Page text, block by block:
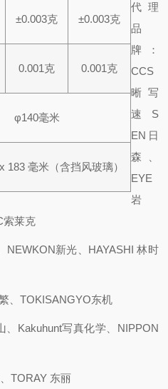
±0.003克 ±0.003克
0.001克 0.001克
φ140毫米
183 毫米（含挡风玻璃）
代理
品
牌：
CCS
晰写
速S
EN日
森、
EYE
岩
索莱克
NEWKON新光、HAYASHI 林时
、TOKISANGYO东机
、Kakuhunt写真化学、NIPPON
TORAY 东丽